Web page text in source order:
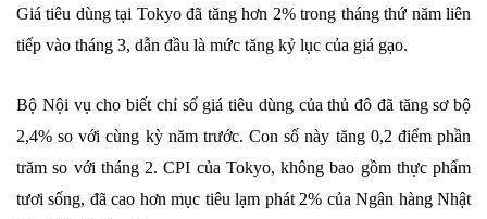
Giá tiêu dùng tại Tokyo đã tăng hơn 2% trong tháng thứ năm liên
tiếp vào tháng 3, dẫn đầu là mức tăng kỷ lục của giá gạo.
Bộ Nội vụ cho biết chỉ số giá tiêu dùng của thủ đô đã tăng sơ bộ
2,4% so với cùng kỳ năm trước. Con số này tăng 0,2 điểm phần
trăm so với tháng 2. CPI của Tokyo, không bao gồm thực phẩm
tươi sống, đã cao hơn mục tiêu lạm phát 2% của Ngân hàng Nhật